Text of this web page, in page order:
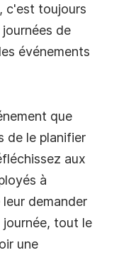
c'est toujours
de
événements
que
de le planifier
aux
à
demander
journée, tout le
une